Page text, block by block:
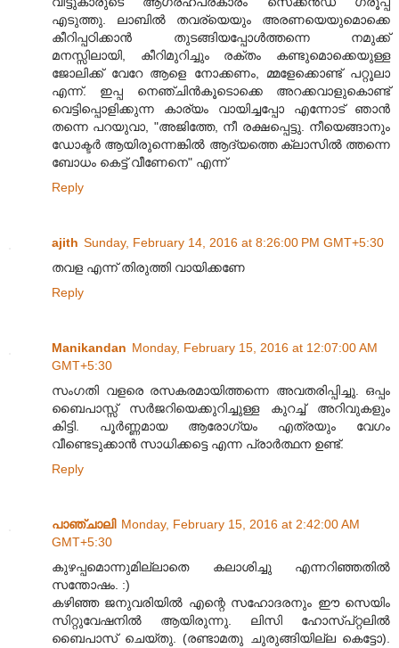
എടുത്തു. ലാബിൽ തവര്യെയും അരണയെയുമൊക്കെ
കീറിപ്പഠിക്കാൻ തുടങ്ങിയപ്പോൾത്തന്നെ നമുക്ക്
മനസ്സിലായി, കീറിമുറിച്ചും രക്തം കണ്ടുമൊക്കെയുള്ള
ജോലിക്ക് വേറേ ആളെ നോക്കണം, മ്മളേക്കൊണ്ട് പറ്റൂലാ
എന്ന്. ഇപ്പ നെഞ്ചിൻകൂടൊക്കെ അറക്കവാളുകൊണ്ട്
വെട്ടിപ്പൊളിക്കുന്ന കാര്യം വായിച്ചപ്പോ എന്നോട് ഞാൻ
തന്നെ പറയുവാ, "അജിത്തേ, നീ രക്ഷപ്പെട്ടു. നീയെങ്ങാനും
ഡോക്ടർ ആയിരുന്നെങ്കിൽ ആദ്യത്തെ ക്ലാസിൽ ത്തന്നെ
ബോധം കെട്ട് വീണേനെ" എന്ന്
Reply
ajith Sunday, February 14, 2016 at 8:26:00 PM GMT+5:30
തവള എന്ന് തിരുത്തി വായിക്കണേ
Reply
Manikandan Monday, February 15, 2016 at 12:07:00 AM
GMT+5:30
സംഗതി വളരെ രസകരമായിത്തന്നെ അവതരിപ്പിച്ചു. ഒപ്പം
ബൈപാസ്സ് സർജറിയെക്കുറിച്ചുള്ള കുറച്ച് അറിവുകളും
കിട്ടി. പൂർണ്ണമായ ആരോഗ്യം എത്രയും വേഗം
വീണ്ടെടുക്കാൻ സാധിക്കട്ടെ എന്ന പ്രാർത്ഥന ഉണ്ട്.
Reply
പാഞ്ചാലി Monday, February 15, 2016 at 2:42:00 AM
GMT+5:30
കുഴപ്പമൊന്നുമില്ലാതെ കലാശിച്ചു എന്നറിഞ്ഞതിൽ
സന്തോഷം. :)
കഴിഞ്ഞ ജനുവരിയിൽ എന്റെ സഹോദരനും ഈ സെയിം
സിറ്റുവേഷനിൽ ആയിരുന്നു. ലിസി ഹോസ്പ്റ്റലിൽ
ബൈപാസ് ചെയ്തു. (രണ്ടാമതു ചുരുങ്ങിയില്ല കെട്ടോ).